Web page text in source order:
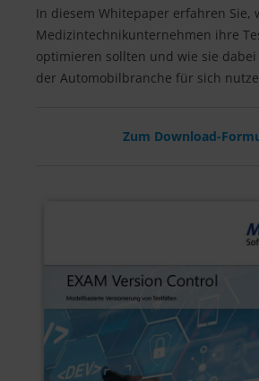
In diesem Whitepaper erfahren Sie,
Medizintechnikunternehmen ihre
optimieren sollten und wie sie
der Automobilbranche für sich
Zum Download-